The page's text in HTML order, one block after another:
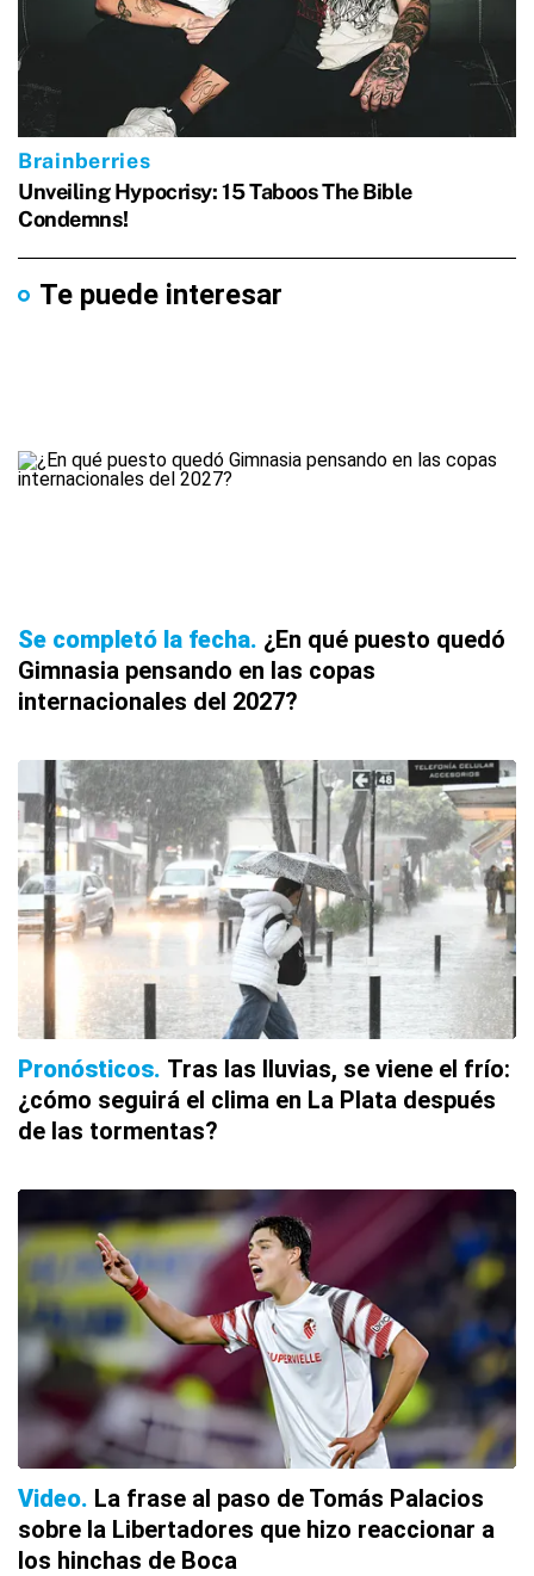
Te puede interesar
Se completó la fecha ¿En qué puesto quedó
Gimnasia pensando en las copas
internacionales del 2027?
Pronósticos Tras las lluvias, se viene el frío:
¿cómo seguirá el clima en La Plata después
de las tormentas?
Video La frase al paso de Tomás Palacios
sobre la Libertadores que hizo reaccionar a
los hinchas de Boca